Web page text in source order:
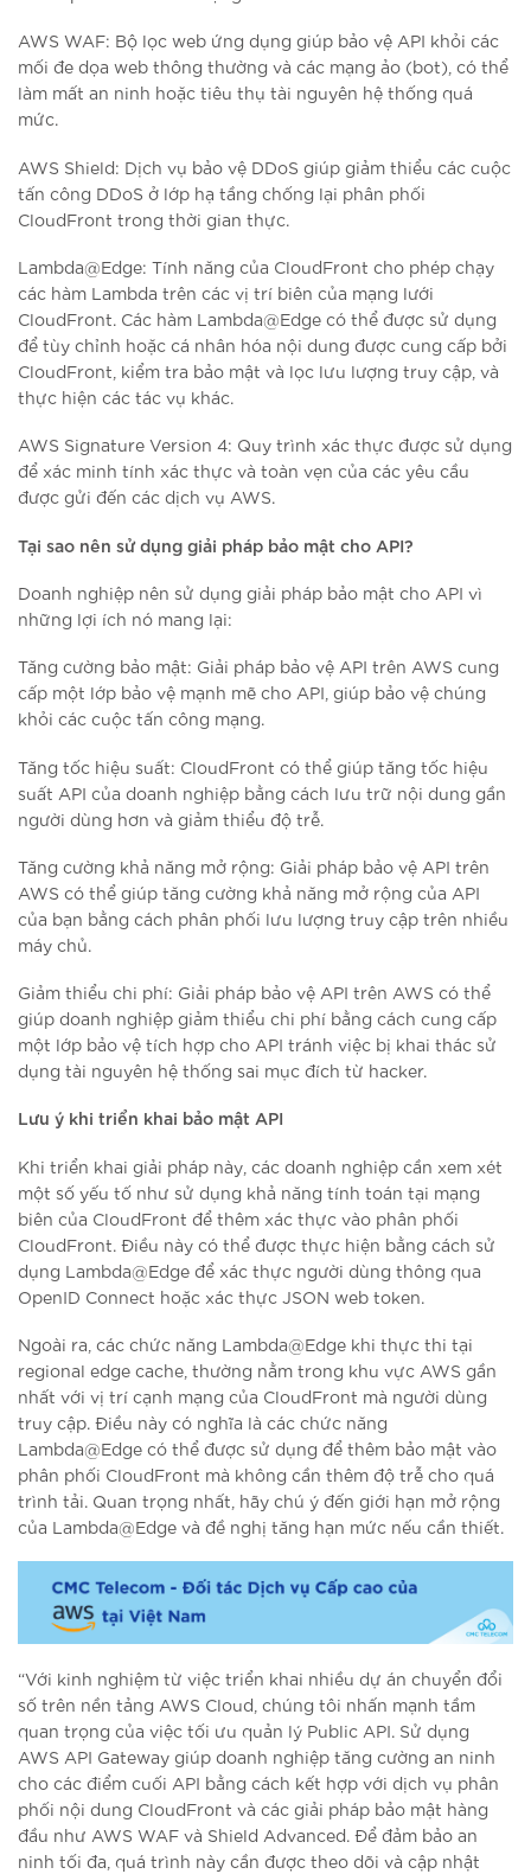
AWS WAF: Bộ lọc web ứng dụng giúp bảo vệ API khỏi các
mối đe dọa web thông thường và các mạng ảo (bot), có thể
làm mất an ninh hoặc tiêu thụ tài nguyên hệ thống quá
mức.
AWS Shield: Dịch vụ bảo vệ DDoS giúp giảm thiểu các cuộc
tấn công DDoS ở lớp hạ tầng chống lại phân phối
CloudFront trong thời gian thực.
Lambda@Edge: Tính năng của CloudFront cho phép chạy
các hàm Lambda trên các vị trí biên của mạng lưới
CloudFront. Các hàm Lambda@Edge có thể được sử dụng
để tùy chỉnh hoặc cá nhân hóa nội dung được cung cấp bởi
CloudFront, kiểm tra bảo mật và lọc lưu lượng truy cập, và
thực hiện các tác vụ khác.
AWS Signature Version 4: Quy trình xác thực được sử dụng
để xác minh tính xác thực và toàn vẹn của các yêu cầu
được gửi đến các dịch vụ AWS.
Tại sao nên sử dụng giải pháp bảo mật cho API?
Doanh nghiệp nên sử dụng giải pháp bảo mật cho API vì
những lợi ích nó mang lại:
Tăng cường bảo mật: Giải pháp bảo vệ API trên AWS cung
cấp một lớp bảo vệ mạnh mẽ cho API, giúp bảo vệ chúng
khỏi các cuộc tấn công mạng.
Tăng tốc hiệu suất: CloudFront có thể giúp tăng tốc hiệu
suất API của doanh nghiệp bằng cách lưu trữ nội dung gần
người dùng hơn và giảm thiểu độ trễ.
Tăng cường khả năng mở rộng: Giải pháp bảo vệ API trên
AWS có thể giúp tăng cường khả năng mở rộng của API
của bạn bằng cách phân phối lưu lượng truy cập trên nhiều
máy chủ.
Giảm thiểu chi phí: Giải pháp bảo vệ API trên AWS có thể
giúp doanh nghiệp giảm thiểu chi phí bằng cách cung cấp
một lớp bảo vệ tích hợp cho API tránh việc bị khai thác sử
dụng tài nguyên hệ thống sai mục đích từ hacker.
Lưu ý khi triển khai bảo mật API
Khi triển khai giải pháp này, các doanh nghiệp cần xem xét
một số yếu tố như sử dụng khả năng tính toán tại mạng
biên của CloudFront để thêm xác thực vào phân phối
CloudFront. Điều này có thể được thực hiện bằng cách sử
dụng Lambda@Edge để xác thực người dùng thông qua
OpenID Connect hoặc xác thực JSON web token.
Ngoài ra, các chức năng Lambda@Edge khi thực thi tại
regional edge cache, thường nằm trong khu vực AWS gần
nhất với vị trí cạnh mạng của CloudFront mà người dùng
truy cập. Điều này có nghĩa là các chức năng
Lambda@Edge có thể được sử dụng để thêm bảo mật vào
phân phối CloudFront mà không cần thêm độ trễ cho quá
trình tải. Quan trọng nhất, hãy chú ý đến giới hạn mở rộng
của Lambda@Edge và đề nghị tăng hạn mức nếu cần thiết.
“Với kinh nghiệm từ việc triển khai nhiều dự án chuyển đổi
số trên nền tảng AWS Cloud, chúng tôi nhấn mạnh tầm
quan trọng của việc tối ưu quản lý Public API. Sử dụng
AWS API Gateway giúp doanh nghiệp tăng cường an ninh
cho các điểm cuối API bằng cách kết hợp với dịch vụ phân
phối nội dung CloudFront và các giải pháp bảo mật hàng
đầu như AWS WAF và Shield Advanced. Để đảm bảo an
ninh tối đa, quá trình này cần được theo dõi và cập nhật